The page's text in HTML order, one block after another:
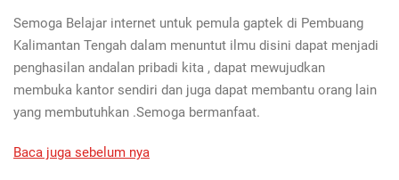
Semoga Belajar internet untuk pemula gaptek di Pembuang
Kalimantan Tengah dalam menuntut ilmu disini dapat menjadi
penghasilan andalan pribadi kita , dapat mewujudkan
membuka kantor sendiri dan juga dapat membantu orang lain
yang membutuhkan .Semoga bermanfaat.
Baca juga sebelum nya